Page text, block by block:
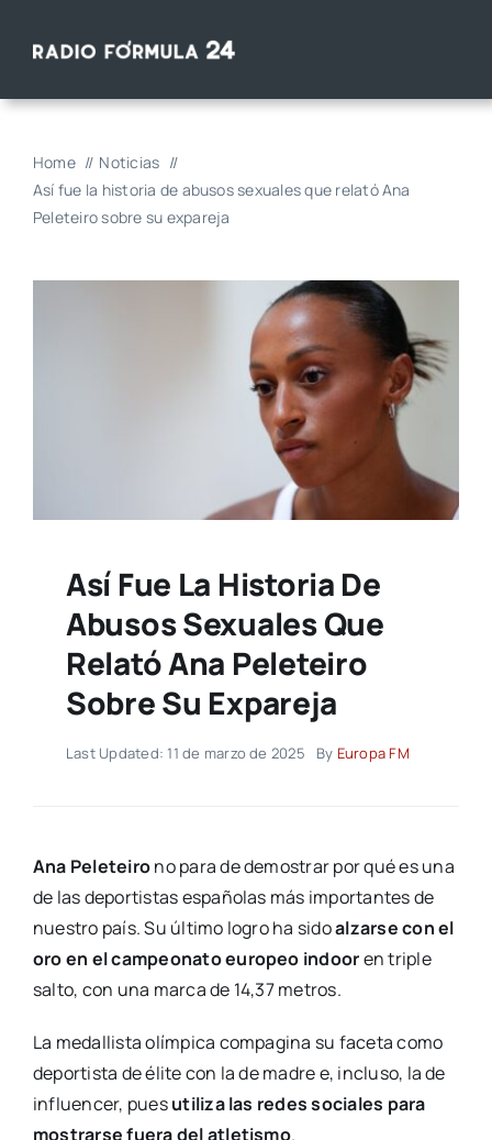
Home
Noticias
Así fue la historia de abusos sexuales que relató Ana
Peleteiro sobre su expareja
Así Fue La Historia De
Abusos Sexuales Que
Relató Ana Peleteiro
Sobre Su Expareja
Last Updated: 11 de marzo de 2025 By Europa FM
Ana Peleteirono para de demostrar por qué es una
de las deportistas españolas más importantes de
nuestro país. Su último logro ha sidoalzarse con el
oro en el campeonato europeo indooren triple
salto, con una marca de 14,37 metros.
La medallista olímpica compagina su faceta como
deportista de élite con la de madre e, incluso, la de
influencer, puesutiliza las redes sociales para
mostrarse fuera del atletismo.